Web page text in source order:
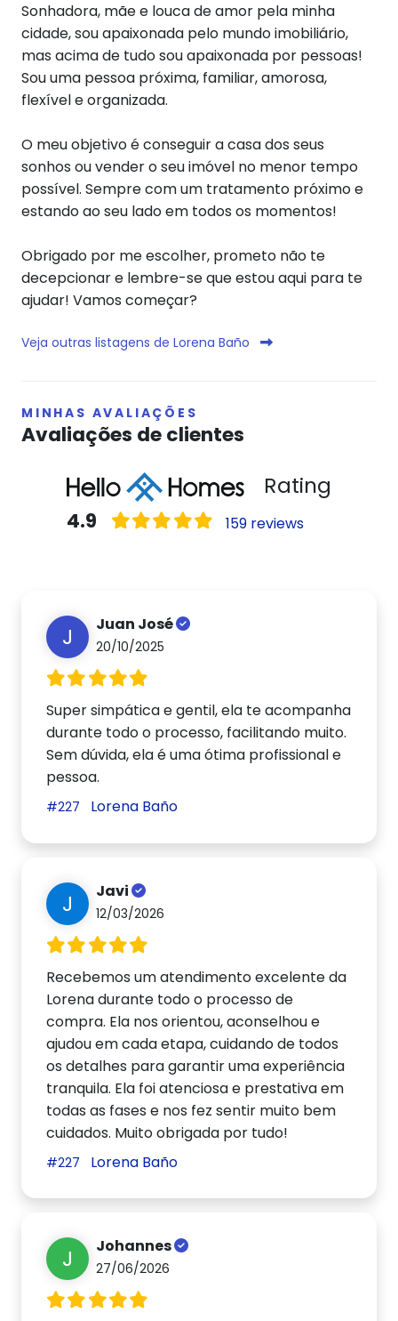
Sonhadora, mãe e louca de amor pela minha
cidade, sou apaixonada pelo mundo imobiliário,
mas acima de tudo sou apaixonada por pessoas!
Sou uma pessoa próxima, familiar, amorosa,
flexível e organizada.
O meu objetivo é conseguir a casa dos seus
sonhos ou vender o seu imóvel no menor tempo
possível. Sempre com um tratamento próximo e
estando ao seu lado em todos os momentos!
Obrigado por me escolher, prometo não te
decepcionar e lembre-se que estou aqui para te
ajudar! Vamos começar?
Veja outras listagens de Lorena Baño
MINHAS AVALIAÇÕES
Avaliações de clientes
Rating
4.9 159 reviews
J Juan José
20/10/2025
Super simpática e gentil, ela te acompanha
durante todo o processo, facilitando muito.
Sem dúvida, ela é uma ótima profissional e
pessoa.
#227 Lorena Baño
J Javi
12/03/2026
Recebemos um atendimento excelente da
Lorena durante todo o processo de
compra. Ela nos orientou, aconselhou e
ajudou em cada etapa, cuidando de todos
os detalhes para garantir uma experiência
tranquila. Ela foi atenciosa e prestativa em
todas as fases e nos fez sentir muito bem
cuidados. Muito obrigada por tudo!
#227 Lorena Baño
J Johannes
27/06/2026